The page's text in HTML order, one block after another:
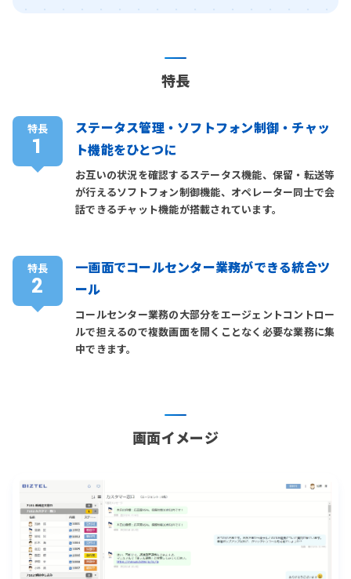
特長
特長
1
ステータス管理・ソフトフォン制御・チャッ
ト機能をひとつに
お互いの状況を確認するステータス機能、保留・転送等
が行えるソフトフォン制御機能、オペレーター同士で会
話できるチャット機能が搭載されています。
特長
2
一画面でコールセンター業務ができる統合ツ
ール
コールセンター業務の大部分をエージェントコントロー
ルで担えるので複数画面を開くことなく必要な業務に集
中できます。
画面イメージ